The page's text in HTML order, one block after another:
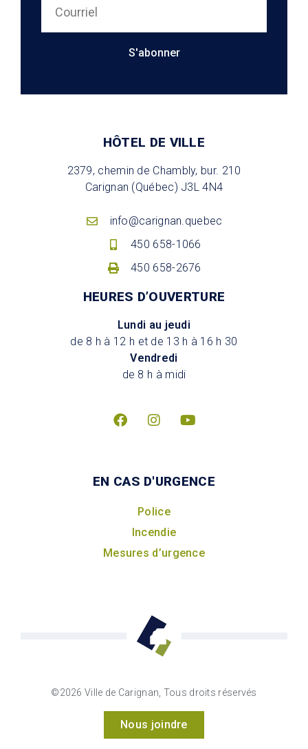
S'abonner
HÔTEL DE VILLE
2379, chemin de Chambly, bur. 210
Carignan (Québec) J3L 4N4
info@carignan.quebec
450 658-1066
450 658-2676
HEURES D’OUVERTURE
Lundi au jeudi
de 8 h à 12 h et de 13 h à 16 h 30
Vendredi
de 8 h à midi
EN CAS D'URGENCE
Police
Incendie
Mesures d’urgence
©2026 Ville de Carignan, Tous droits réservés
Nous joindre